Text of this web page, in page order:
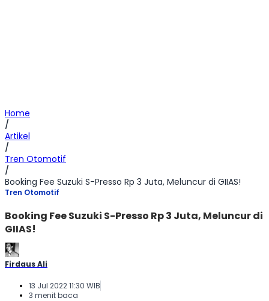
Home
/
Artikel
/
Tren Otomotif
/
Booking Fee Suzuki S-Presso Rp 3 Juta, Meluncur di GIIAS!
Tren Otomotif
Booking Fee Suzuki S-Presso Rp 3 Juta, Meluncur di
GIIAS!
Firdaus Ali
13 Jul 2022 11:30 WIB
3 menit baca